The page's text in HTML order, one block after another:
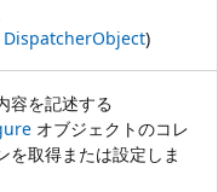
DispatcherObject)
容を記述する
オブジェクトのコレ
を取得または設定しま